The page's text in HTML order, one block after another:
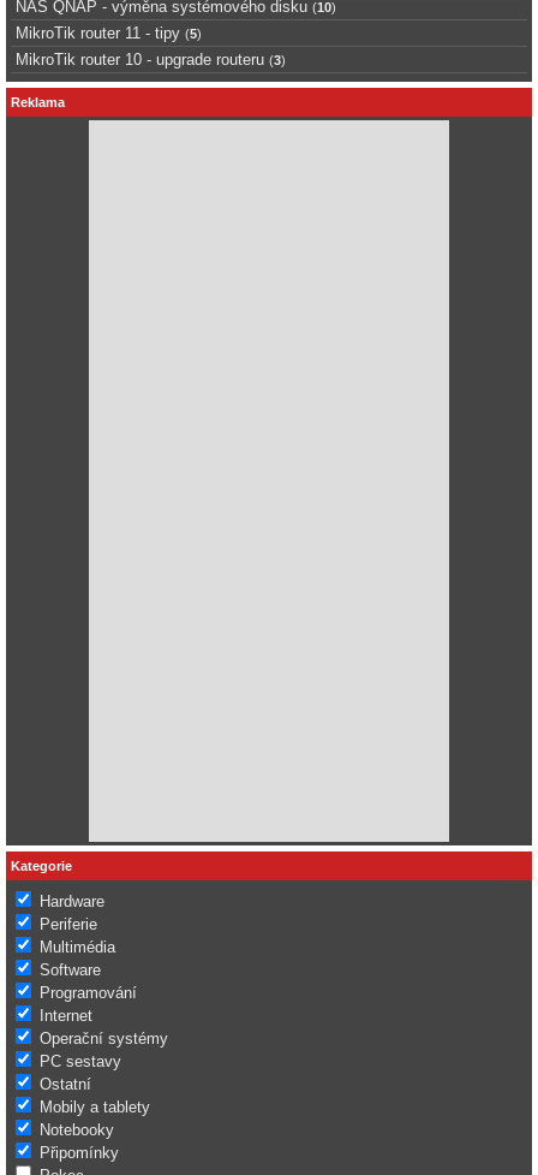
NAS QNAP - výměna systémového disku (10)
MikroTik router 11 - tipy (5)
MikroTik router 10 - upgrade routeru (3)
Reklama
Kategorie
Hardware
Periferie
Multimédia
Software
Programování
Internet
Operační systémy
PC sestavy
Ostatní
Mobily a tablety
Notebooky
Připomínky